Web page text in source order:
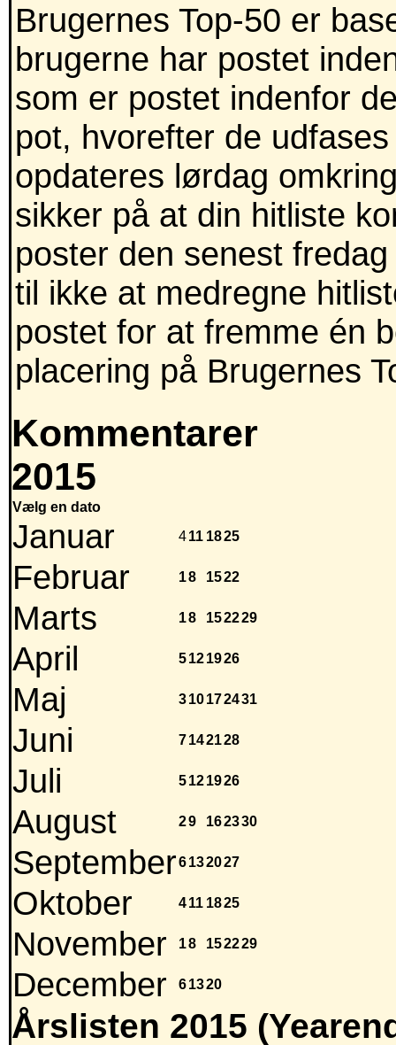
Brugernes Top-50 er
brugerne har postet
som er postet indenfor
pot, hvorefter de
opdateres lørdag
sikker på at din hitliste
poster den senest
til ikke at medregne
postet for at fremme én
placering på Brugernes
Kommentarer
2015
Vælg en dato
Januar 411 1825
Februar 18 1522
Marts 18 152229
April 5121926
Maj 310172431
Juni 7142128
Juli 5121926
August 29 162330
September6132027
Oktober 411 1825
November 18 152229
December 61320
Årslisten 2015